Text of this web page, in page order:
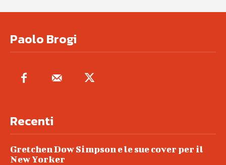
Paolo Brogi
Recenti
Gretchen Dow Simpson e le sue cover per il
New Yorker